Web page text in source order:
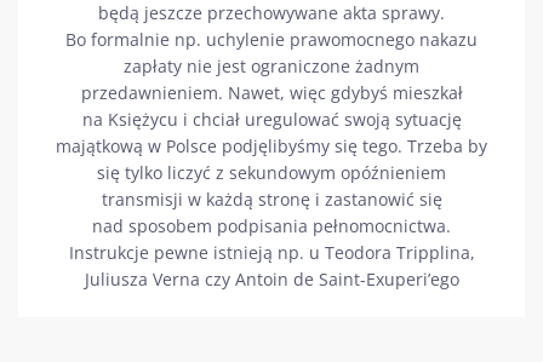
będą jeszcze przechowywane akta sprawy.
Bo formalnie np. uchylenie prawomocnego nakazu
zapłaty nie jest ograniczone żadnym
przedawnieniem. Nawet, więc gdybyś mieszkał
na Księżycu i chciał uregulować swoją sytuację
majątkową w Polsce podjęlibyśmy się tego. Trzeba by
się tylko liczyć z sekundowym opóźnieniem
transmisji w każdą stronę i zastanowić się
nad sposobem podpisania pełnomocnictwa.
Instrukcje pewne istnieją np. u Teodora Tripplina,
Juliusza Verna czy Antoin de Saint-Exuperi’ego